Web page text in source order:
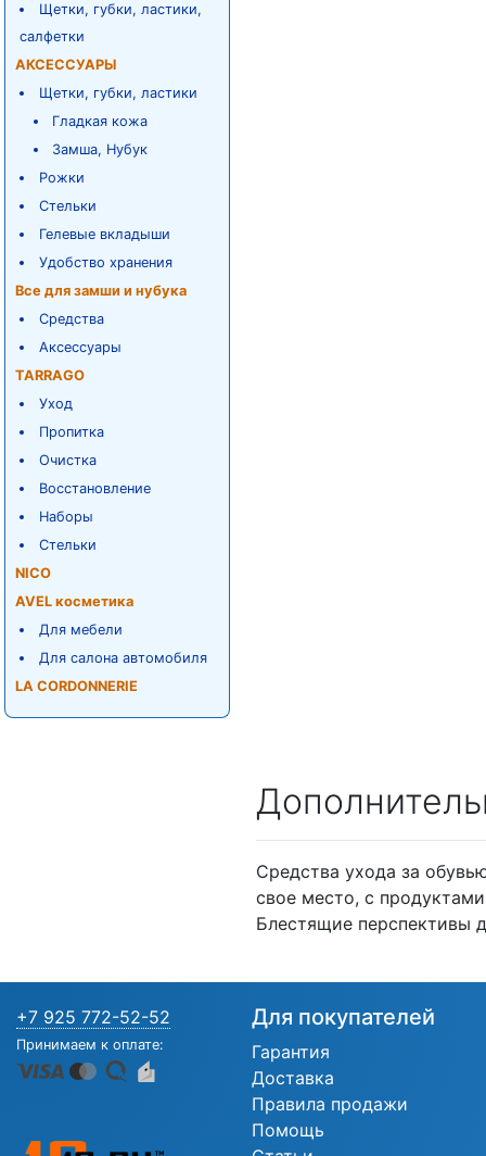
Щетки, губки, ластики,
салфетки
АКСЕССУАРЫ
Щетки, губки, ластики
Гладкая кожа
Замша, Нубук
Рожки
Стельки
Гелевые вкладыши
Удобство хранения
Все для замши и нубука
Средства
Аксессуары
TARRAGO
Уход
Пропитка
Очистка
Восстановление
Наборы
Стельки
NICO
AVEL косметика
Для мебели
Для салона автомобиля
LA CORDONNERIE
Средства ухода за
свое место, с
Блестящие перспективы
+7 925 772-52-52
Принимаем к оплате:
Для покупателей
Гарантия
Доставка
Правила продажи
Помощь